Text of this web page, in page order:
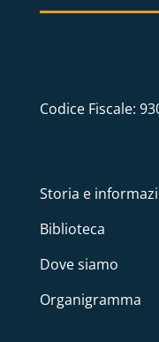
Codice Fiscale:
Storia e
Biblioteca
Dove siamo
Organigramma